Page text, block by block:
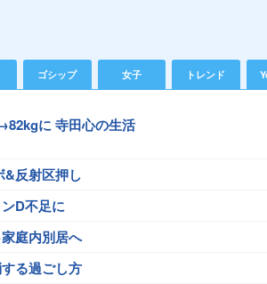
ゴシップ 女子 トレンド
に 寺田心の生活
&反射区押し
D不足に
庭内別居へ
る過ごし方